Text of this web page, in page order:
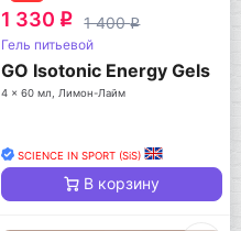
1 330 q 1 400q
Гель питьевой
GO Isotonic Energy Gels
4 x 60 мл, Лимон-Лайм
SCIENCE IN SPORT (SiS)
В корзину